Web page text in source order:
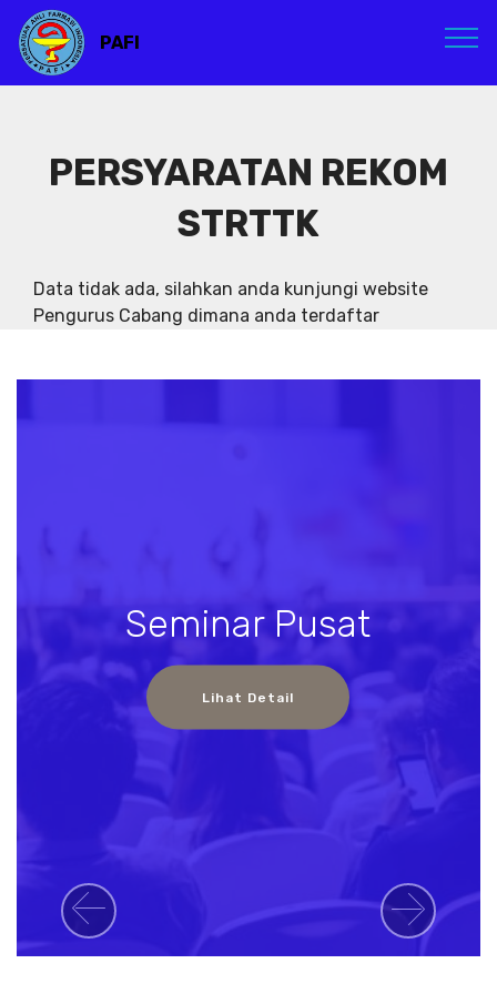
PAFI
PERSYARATAN REKOM
STRTTK
Data tidak ada, silahkan anda kunjungi website
Pengurus Cabang dimana anda terdaftar
Seminar Pusat
Lihat Detail
Previous Next